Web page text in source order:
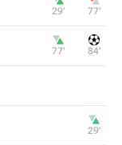
29‎’‎ 77‎’‎
77‎’‎ 84‎’‎
29‎’‎